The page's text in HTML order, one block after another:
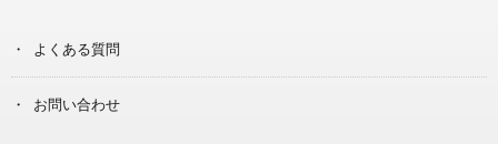
よくある質問
お問い合わせ